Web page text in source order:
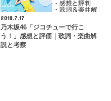
2018.7.17
乃木坂46「ジコチューで行こ
う！」感想と評価｜歌詞・楽曲解
説と考察